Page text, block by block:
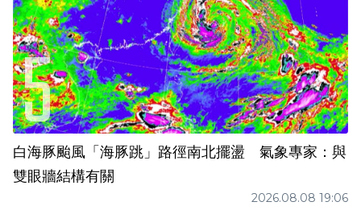
白海豚颱風「海豚跳」路徑南北擺盪 氣象專家：與
雙眼牆結構有關
2026.08.08 19:06